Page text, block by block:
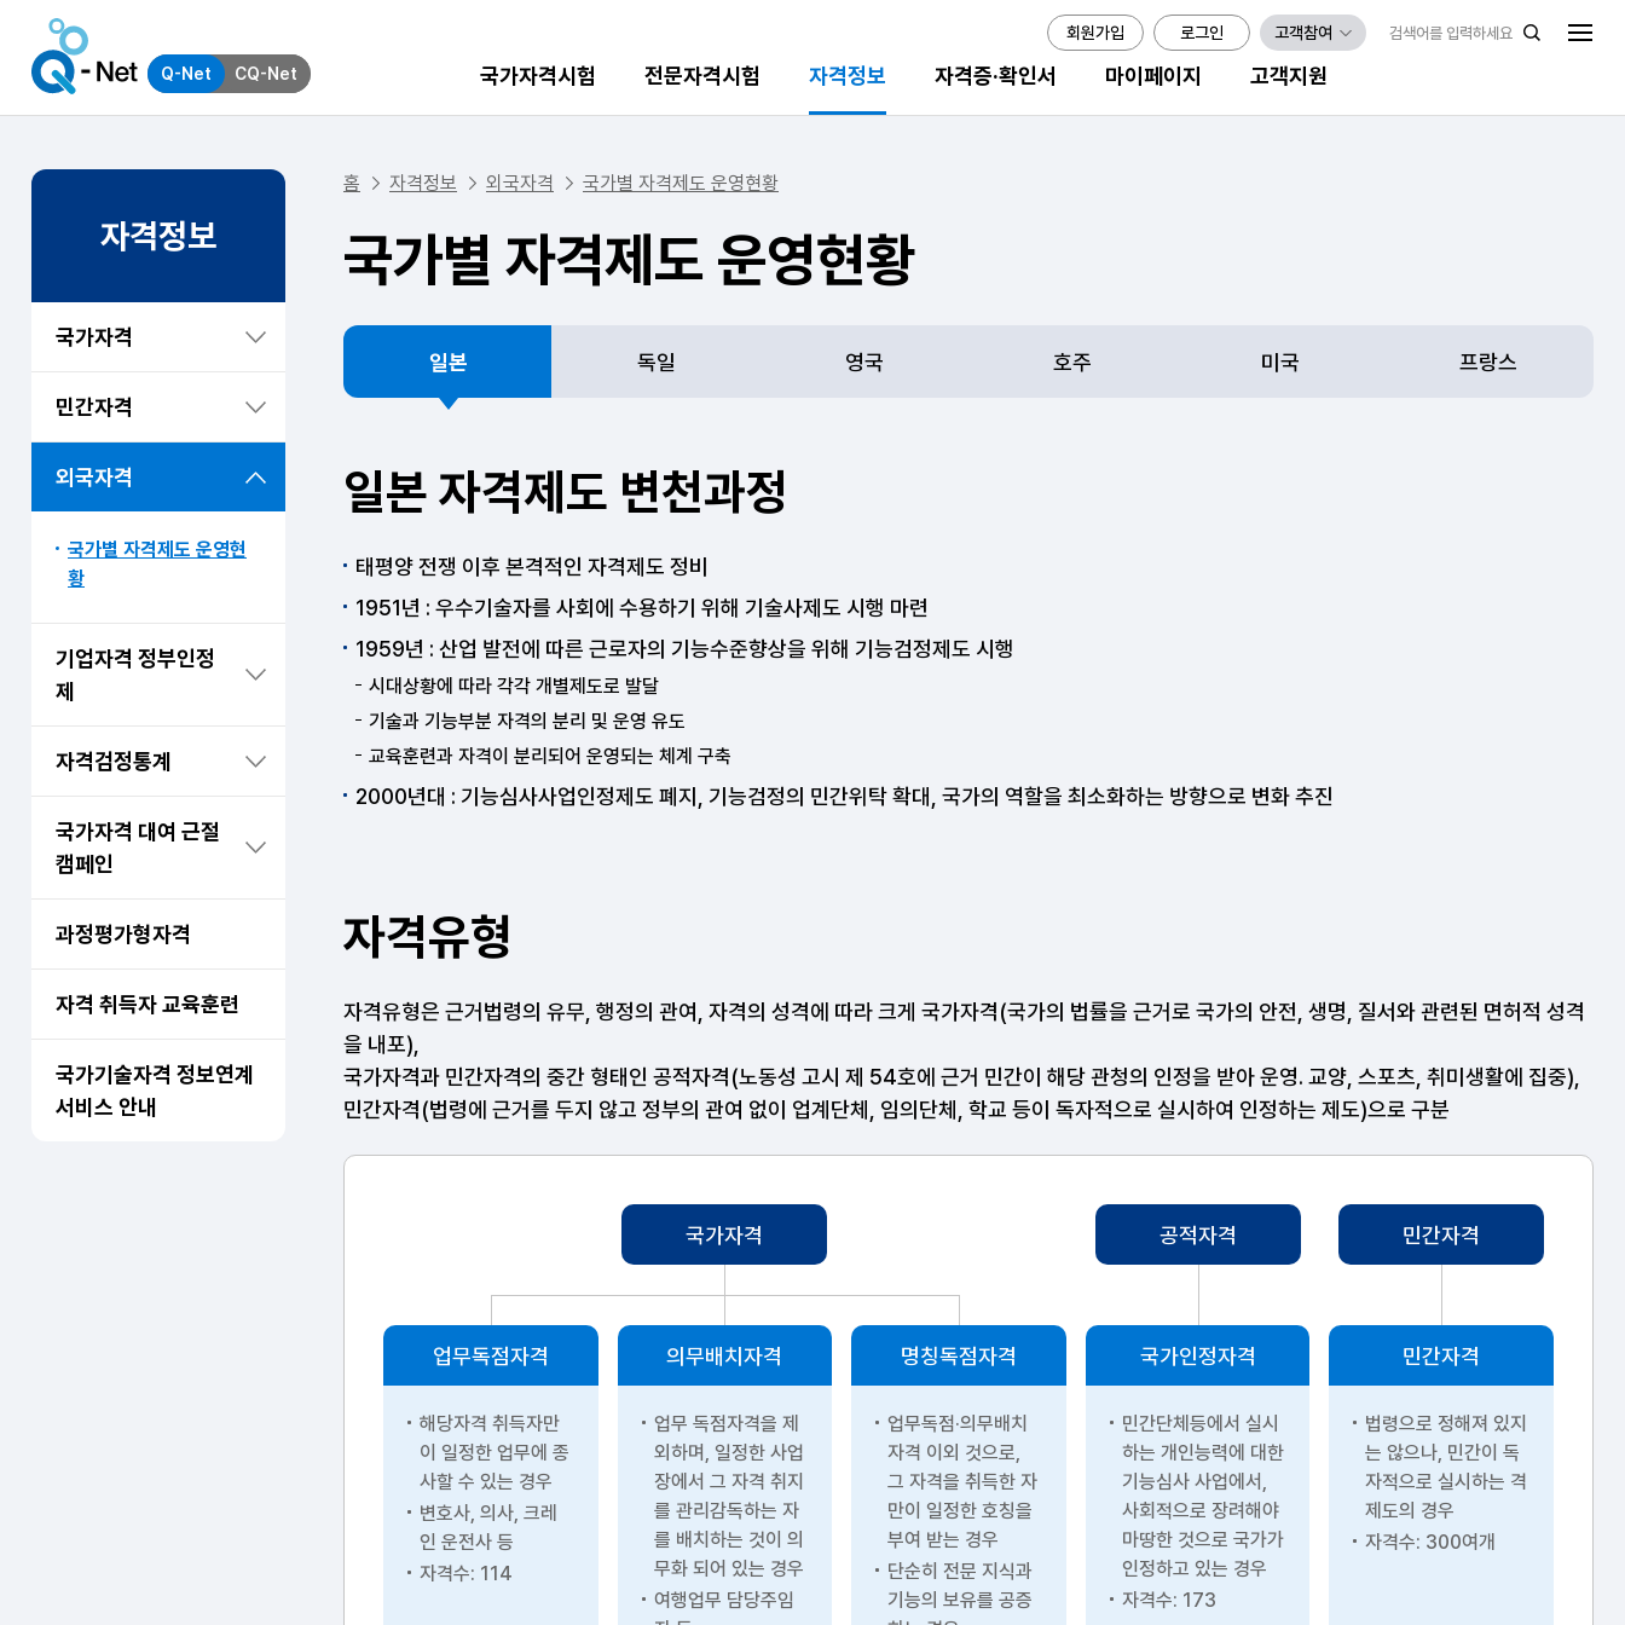
Q-Net CQ-Net 국가자격시험 전문자격시험 자격정보 자격증·확인서 마이페이지 고객지원
회원가입 로그인 고객참여
자격정보
국가자격
민간자격
외국자격
국가별 자격제도 운영현
황
기업자격 정부인정
제
자격검정통계
국가자격 대여 근절
캠페인
과정평가형자격
자격 취득자 교육훈련
국가기술자격 정보연계
서비스 안내
홈 자격정보 외국자격 국가별 자격제도 운영현황
국가별 자격제도 운영현황
일본 독일 영국 호주 미국 프랑스
일본 자격제도 변천과정
태평양 전쟁 이후 본격적인 자격제도 정비
1951년 : 우수기술자를 사회에 수용하기 위해 기술사제도 시행 마련
1959년 : 산업 발전에 따른 근로자의 기능수준향상을 위해 기능검정제도 시행
시대상황에 따라 각각 개별제도로 발달
기술과 기능부분 자격의 분리 및 운영 유도
교육훈련과 자격이 분리되어 운영되는 체계 구축
2000년대 : 기능심사사업인정제도 폐지, 기능검정의 민간위탁 확대, 국가의 역할을 최소화하는 방향으로 변화 추진
자격유형
자격유형은 근거법령의 유무, 행정의 관여, 자격의 성격에 따라 크게 국가자격(국가의 법률을 근거로 국가의 안전, 생명, 질서와 관련된 면허적 성격
을 내포),
국가자격과 민간자격의 중간 형태인 공적자격(노동성 고시 제 54호에 근거 민간이 해당 관청의 인정을 받아 운영. 교양, 스포츠, 취미생활에 집중),
민간자격(법령에 근거를 두지 않고 정부의 관여 없이 업계단체, 임의단체, 학교 등이 독자적으로 실시하여 인정하는 제도)으로 구분
국가자격
업무독점자격
해당자격 취득자만
이 일정한 업무에 종
사할 수 있는 경우
변호사, 의사, 크레
인 운전사 등
자격수: 114
의무배치자격
업무 독점자격을 제
외하며, 일정한 사업
장에서 그 자격 취지
를 관리감독하는 자
를 배치하는 것이 의
무화 되어 있는 경우
여행업무 담당주임
명칭독점자격
업무독점·의무배치
자격 이외 것으로,
그 자격을 취득한 자
만이 일정한 호칭을
부여 받는 경우
단순히 전문 지식과
기능의 보유를 공증
공적자격
국가인정자격
민간단체등에서 실시
하는 개인능력에 대한
기능심사 사업에서,
사회적으로 장려해야
마땅한 것으로 국가가
인정하고 있는 경우
자격수: 173
민간자격
민간자격
법령으로 정해져 있지
는 않으나, 민간이 독
자적으로 실시하는 격
제도의 경우
자격수: 300여개